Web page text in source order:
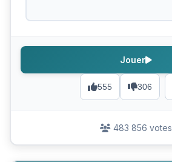
555 306
Jouer
483 856 votes